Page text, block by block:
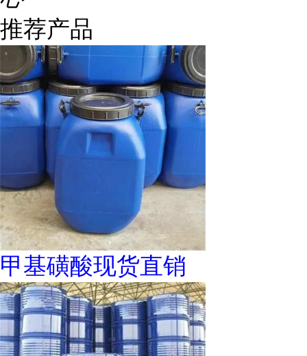
推荐产品
甲基磺酸现货直销